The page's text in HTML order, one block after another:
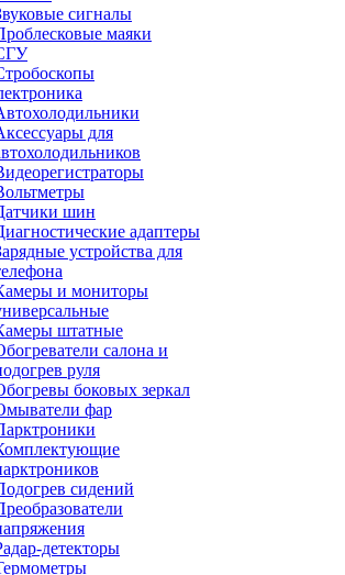
сигналы
маяки
для
шин
адаптеры
устройства для
и мониторы
штатные
салона и
руля
боковых зеркал
фар
сидений
детекторы